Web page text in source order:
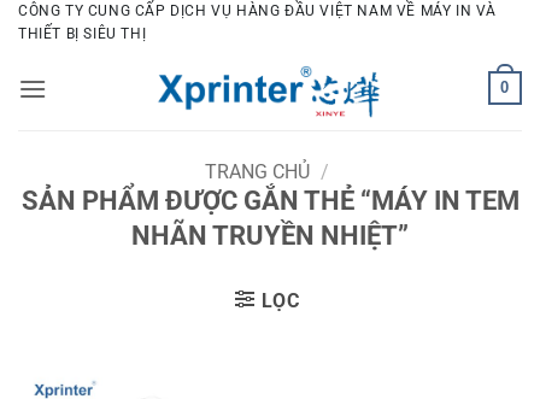
Bỏ
qua
dung
CÔNG TY CUNG CẤP DỊCH VỤ HÀNG ĐẦU VIỆT NAM VỀ MÁY IN VÀ
THIẾT BỊ SIÊU THỊ
0
TRANG CHỦ /
SẢN PHẨM ĐƯỢC GẮN THẺ “MÁY IN TEM
NHÃN TRUYỀN NHIỆT”
LỌC